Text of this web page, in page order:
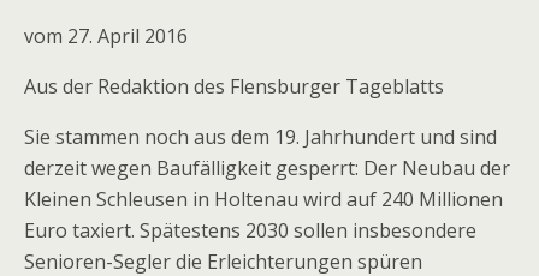
vom 27. April 2016
Aus der Redaktion des Flensburger Tageblatts
Sie stammen noch aus dem 19. Jahrhundert und sind
derzeit wegen Baufälligkeit gesperrt: Der Neubau der
Kleinen Schleusen in Holtenau wird auf 240 Millionen
Euro taxiert. Spätestens 2030 sollen insbesondere
Senioren-Segler die Erleichterungen spüren